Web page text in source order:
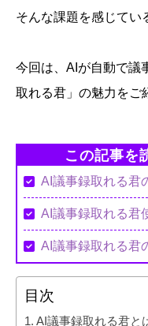
そんな課題を感じてい
今回は、AIが自動で議
取れる君」の魅力をご
この記事を
AI議事録取れる君
AI議事録取れる君
AI議事録取れる君
目次
AI議事録取れる君と